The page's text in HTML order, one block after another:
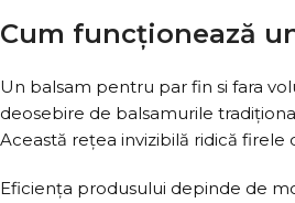
Cum funcționează
Un balsam pentru par fin si fara
deosebire de balsamurile
Această rețea invizibilă ridică firele
Eficiența produsului depinde de